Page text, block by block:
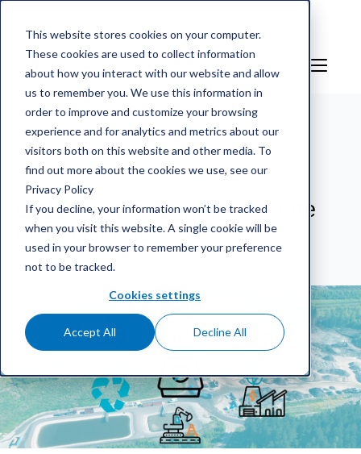
This website stores cookies on your computer.
These cookies are used to collect information
about how you interact with our website and allow
us to remember you. We use this information in
order to improve and customize your browsing
experience and for analytics and metrics about our
visitors both on this website and other media. To
find out more about the cookies we use, see our
Privacy Policy
If you decline, your information won’t be tracked
when you visit this website. A single cookie will be
used in your browser to remember your preference
not to be tracked.
Cookies settings
Accept All Decline All
mScales weighing service/ Blogs/Einführung in
gewichtsbasierte Materialflüsse
Einführung in gewichtsbasierte
Materialflüsse